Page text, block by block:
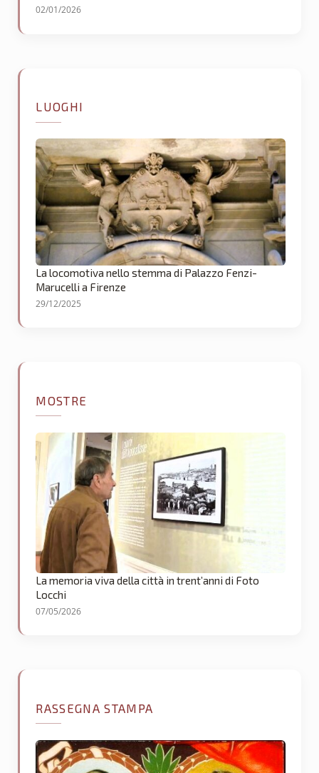
02/01/2026
LUOGHI
La locomotiva nello stemma di Palazzo Fenzi-
Marucelli a Firenze
29/12/2025
MOSTRE
La memoria viva della città in trent’anni di Foto
Locchi
07/05/2026
RASSEGNA STAMPA